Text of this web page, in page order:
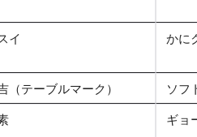
イ かに
（テーブルマーク）
ソフ
ギョ